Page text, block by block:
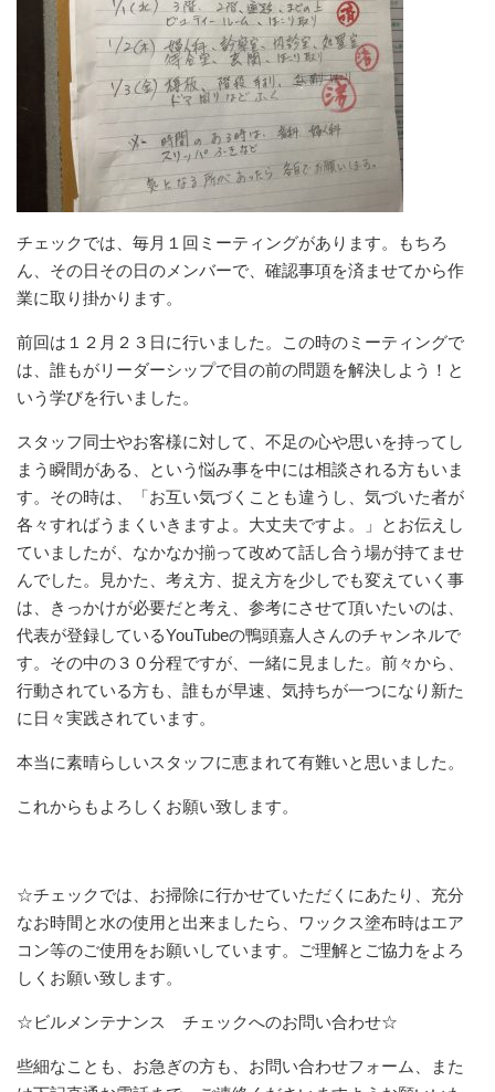
チェックでは、毎月１回ミーティングがあります。もちろ
ん、その日その日のメンバーで、確認事項を済ませてから作
業に取り掛かります。
前回は１２月２３日に行いました。この時のミーティングで
は、誰もがリーダーシップで目の前の問題を解決しよう！と
いう学びを行いました。
スタッフ同士やお客様に対して、不足の心や思いを持ってし
まう瞬間がある、という悩み事を中には相談される方もいま
す。その時は、「お互い気づくことも違うし、気づいた者が
各々すればうまくいきますよ。大丈夫ですよ。」とお伝えし
ていましたが、なかなか揃って改めて話し合う場が持てませ
んでした。見かた、考え方、捉え方を少しでも変えていく事
は、きっかけが必要だと考え、参考にさせて頂いたいのは、
代表が登録しているYouTubeの鴨頭嘉人さんのチャンネルで
す。その中の３０分程ですが、一緒に見ました。前々から、
行動されている方も、誰もが早速、気持ちが一つになり新た
に日々実践されています。
本当に素晴らしいスタッフに恵まれて有難いと思いました。
これからもよろしくお願い致します。
☆チェックでは、お掃除に行かせていただくにあたり、充分
なお時間と水の使用と出来ましたら、ワックス塗布時はエア
コン等のご使用をお願いしています。ご理解とご協力をよろ
しくお願い致します。
☆ビルメンテナンス チェックへのお問い合わせ☆
些細なことも、お急ぎの方も、お問い合わせフォーム、また